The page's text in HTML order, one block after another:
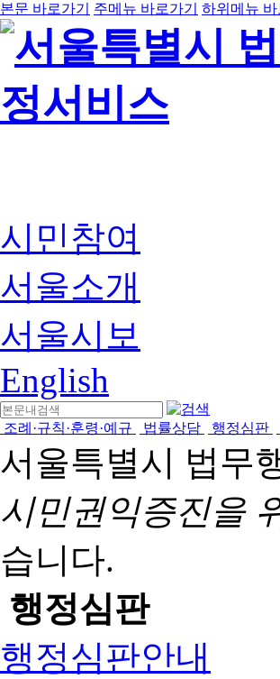
본문 바로가기 주메뉴 바로가기 하위메뉴 바
시민참여
서울소개
서울시보
English
조례·규칙·훈령·예규 법률상담 행정심판
서울특별시 법무
시민권익증진을
습니다.
행정심판
행정심판안내